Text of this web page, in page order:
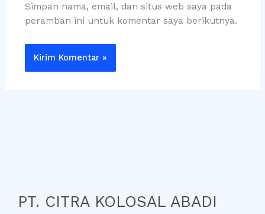
Simpan nama, email, dan situs web saya pada
peramban ini untuk komentar saya berikutnya.
PT. CITRA KOLOSAL ABADI